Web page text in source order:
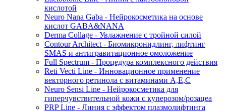
кислотой
Neuro Nana Gaba - Нейрокосметика на основе
кислот GABA&NANA
Derma Collage - Увлажнение с тройной силой
Contour Architect - Биомикронидлинг, лифтинг
SMAS и антигравитационное омоложение
Full Spectrum - Процедура комплексного действия
Reti Vecti Line - Инновационное применение
векторного ретинола с витаминами A,Е,С
Neuro Sensi Line - Нейрокосметика для
гиперчувствительной кожи с куперозом/розацеа
PRP Line - Линия с эффектом плазмолифтинга